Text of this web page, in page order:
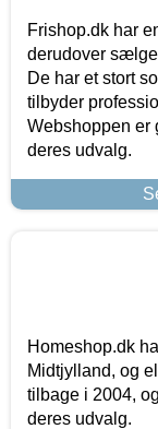
Frishop.dk har
derudover
De har et stort
tilbyder
Webshoppen er
deres udvalg.
Homeshop.dk
Midtjylland, og
tilbage i 2004,
deres udvalg.